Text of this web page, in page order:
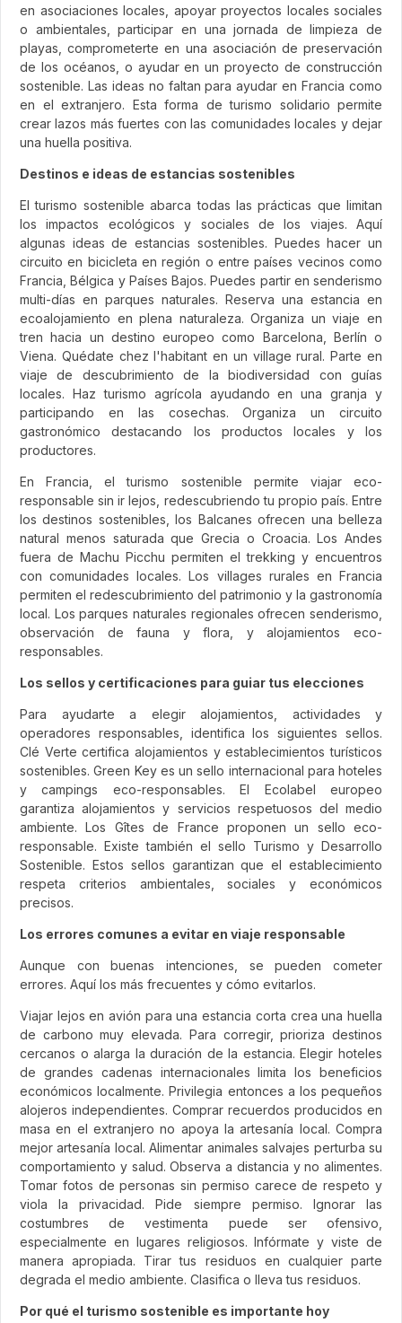
en asociaciones locales, apoyar proyectos locales sociales
o ambientales, participar en una jornada de limpieza de
playas, comprometerte en una asociación de preservación
de los océanos, o ayudar en un proyecto de construcción
sostenible. Las ideas no faltan para ayudar en Francia como
en el extranjero. Esta forma de turismo solidario permite
crear lazos más fuertes con las comunidades locales y dejar
una huella positiva.
Destinos e ideas de estancias sostenibles
El turismo sostenible abarca todas las prácticas que limitan
los impactos ecológicos y sociales de los viajes. Aquí
algunas ideas de estancias sostenibles. Puedes hacer un
circuito en bicicleta en región o entre países vecinos como
Francia, Bélgica y Países Bajos. Puedes partir en senderismo
multi-días en parques naturales. Reserva una estancia en
ecoalojamiento en plena naturaleza. Organiza un viaje en
tren hacia un destino europeo como Barcelona, Berlín o
Viena. Quédate chez l'habitant en un village rural. Parte en
viaje de descubrimiento de la biodiversidad con guías
locales. Haz turismo agrícola ayudando en una granja y
participando en las cosechas. Organiza un circuito
gastronómico destacando los productos locales y los
productores.
En Francia, el turismo sostenible permite viajar eco-
responsable sin ir lejos, redescubriendo tu propio país. Entre
los destinos sostenibles, los Balcanes ofrecen una belleza
natural menos saturada que Grecia o Croacia. Los Andes
fuera de Machu Picchu permiten el trekking y encuentros
con comunidades locales. Los villages rurales en Francia
permiten el redescubrimiento del patrimonio y la gastronomía
local. Los parques naturales regionales ofrecen senderismo,
observación de fauna y flora, y alojamientos eco-
responsables.
Los sellos y certificaciones para guiar tus elecciones
Para ayudarte a elegir alojamientos, actividades y
operadores responsables, identifica los siguientes sellos.
Clé Verte certifica alojamientos y establecimientos turísticos
sostenibles. Green Key es un sello internacional para hoteles
y campings eco-responsables. El Ecolabel europeo
garantiza alojamientos y servicios respetuosos del medio
ambiente. Los Gîtes de France proponen un sello eco-
responsable. Existe también el sello Turismo y Desarrollo
Sostenible. Estos sellos garantizan que el establecimiento
respeta criterios ambientales, sociales y económicos
precisos.
Los errores comunes a evitar en viaje responsable
Aunque con buenas intenciones, se pueden cometer
errores. Aquí los más frecuentes y cómo evitarlos.
Viajar lejos en avión para una estancia corta crea una huella
de carbono muy elevada. Para corregir, prioriza destinos
cercanos o alarga la duración de la estancia. Elegir hoteles
de grandes cadenas internacionales limita los beneficios
económicos localmente. Privilegia entonces a los pequeños
alojeros independientes. Comprar recuerdos producidos en
masa en el extranjero no apoya la artesanía local. Compra
mejor artesanía local. Alimentar animales salvajes perturba su
comportamiento y salud. Observa a distancia y no alimentes.
Tomar fotos de personas sin permiso carece de respeto y
viola la privacidad. Pide siempre permiso. Ignorar las
costumbres de vestimenta puede ser ofensivo,
especialmente en lugares religiosos. Infórmate y viste de
manera apropiada. Tirar tus residuos en cualquier parte
degrada el medio ambiente. Clasifica o lleva tus residuos.
Por qué el turismo sostenible es importante hoy